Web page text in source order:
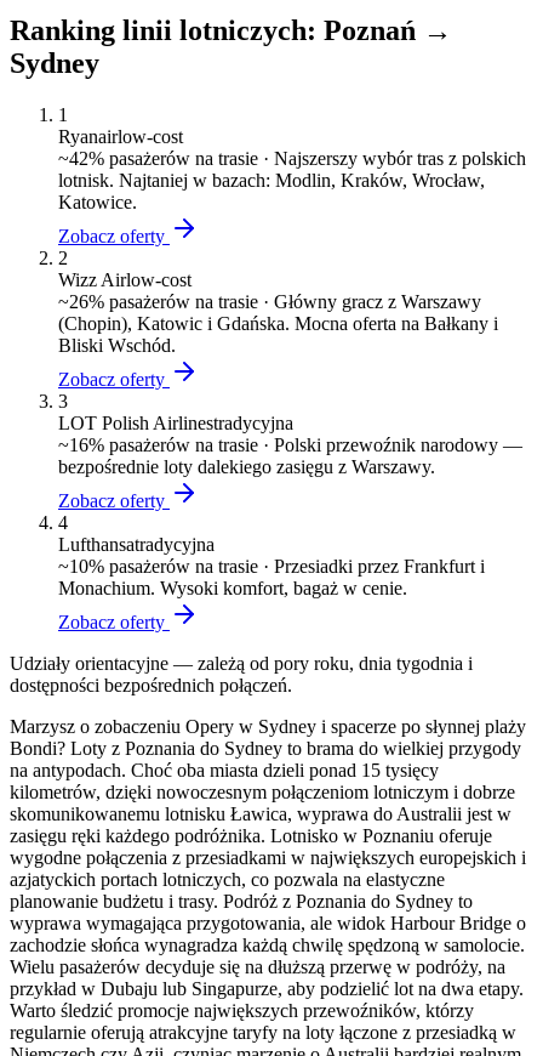
Ranking linii lotniczych: Poznań →
Sydney
1
Ryanairlow-cost
~42% pasażerów na trasie · Najszerszy wybór tras z polskich
lotnisk. Najtaniej w bazach: Modlin, Kraków, Wrocław,
Katowice.
Zobacz oferty
2
Wizz Airlow-cost
~26% pasażerów na trasie · Główny gracz z Warszawy
(Chopin), Katowic i Gdańska. Mocna oferta na Bałkany i
Bliski Wschód.
Zobacz oferty
3
LOT Polish Airlinestradycyjna
~16% pasażerów na trasie · Polski przewoźnik narodowy —
bezpośrednie loty dalekiego zasięgu z Warszawy.
Zobacz oferty
4
Lufthansatradycyjna
~10% pasażerów na trasie · Przesiadki przez Frankfurt i
Monachium. Wysoki komfort, bagaż w cenie.
Zobacz oferty
Udziały orientacyjne — zależą od pory roku, dnia tygodnia i
dostępności bezpośrednich połączeń.
Marzysz o zobaczeniu Opery w Sydney i spacerze po słynnej plaży
Bondi? Loty z Poznania do Sydney to brama do wielkiej przygody
na antypodach. Choć oba miasta dzieli ponad 15 tysięcy
kilometrów, dzięki nowoczesnym połączeniom lotniczym i dobrze
skomunikowanemu lotnisku Ławica, wyprawa do Australii jest w
zasięgu ręki każdego podróżnika. Lotnisko w Poznaniu oferuje
wygodne połączenia z przesiadkami w największych europejskich i
azjatyckich portach lotniczych, co pozwala na elastyczne
planowanie budżetu i trasy. Podróż z Poznania do Sydney to
wyprawa wymagająca przygotowania, ale widok Harbour Bridge o
zachodzie słońca wynagradza każdą chwilę spędzoną w samolocie.
Wielu pasażerów decyduje się na dłuższą przerwę w podróży, na
przykład w Dubaju lub Singapurze, aby podzielić lot na dwa etapy.
Warto śledzić promocje największych przewoźników, którzy
regularnie oferują atrakcyjne taryfy na loty łączone z przesiadką w